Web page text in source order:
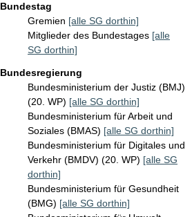
Bundestag
Gremien [alle SG dorthin]
Mitglieder des Bundestages [alle
SG dorthin]
Bundesregierung
Bundesministerium der Justiz (BMJ)
(20. WP) [alle SG dorthin]
Bundesministerium für Arbeit und
Soziales (BMAS) [alle SG dorthin]
Bundesministerium für Digitales und
Verkehr (BMDV) (20. WP) [alle SG
dorthin]
Bundesministerium für Gesundheit
(BMG) [alle SG dorthin]